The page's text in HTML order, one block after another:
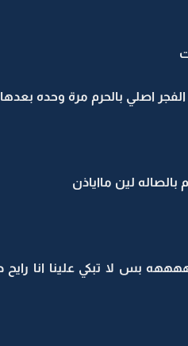
اصلي بالحرم مرة وحده
بالصاله لين مااياذن